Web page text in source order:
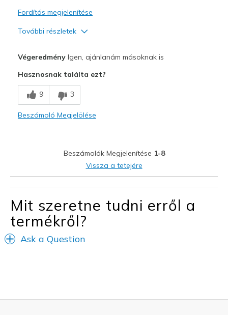
Fordítás megjelenítése
További részletek
Breathe Well
Comfortable
Casual Wear
Going Out
Special Occasions
Travel
VégeredményIgen, ajánlanám másoknak is
Hasznosnak találta ezt?
9 3
Beszámoló Megjelölése
Beszámolók Megjelenítése 1-8
Vissza a tetejére
Mit szeretne tudni erről a
termékről?
Ask a Question